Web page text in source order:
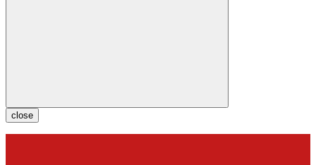
close